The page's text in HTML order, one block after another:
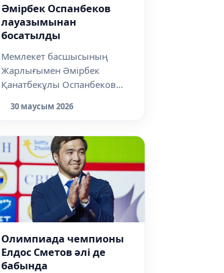
Әмірбек Оспанбеков
лауазымынан
босатылды
Мемлекет басшысының
Жарлығымен Әмірбек
Қанатбекұлы Оспанбеков
Президентінің Қазақстан Р...
30 маусым 2026
Олимпиада чемпионы
Елдос Сметов әлі де
бабында